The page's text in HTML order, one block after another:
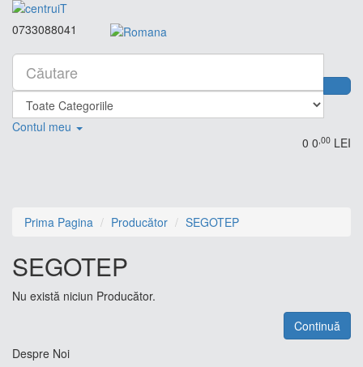
0733088041
Contul meu
0 0,00 LEI
Prima Pagina Producător SEGOTEP
SEGOTEP
Nu există niciun Producător.
Continuă
Despre Noi